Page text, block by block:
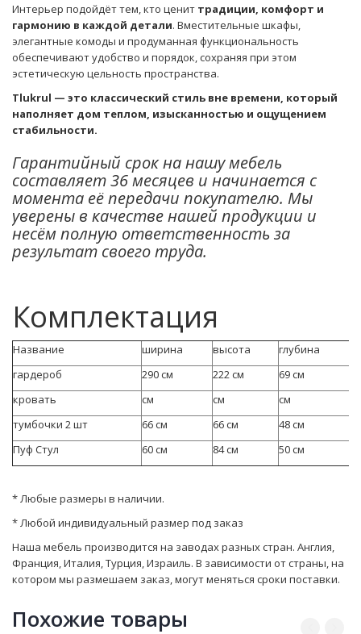
Интерьер подойдёт тем, кто ценит традиции, комфорт и
гармонию в каждой детали. Вместительные шкафы,
элегантные комоды и продуманная функциональность
обеспечивают удобство и порядок, сохраняя при этом
эстетическую цельность пространства.
Tlukrul — это классический стиль вне времени, который
наполняет дом теплом, изысканностью и ощущением
стабильности.
Гарантийный срок на нашу мебель
составляет 36 месяцев и начинается с
момента её передачи покупателю. Мы
уверены в качестве нашей продукции и
несём полную ответственность за
результат своего труда.
Комплектация
Название ширина высота
глубина
гардероб
290 см 222 см
69 см
кровать
см см
см
тумбочки 2 шт
66 см 66 см
48 см
Пуф Стул
60 см 84 см 50 см
* Любые размеры в наличии.
* Любой индивидуальный размер под заказ
Наша мебель производится на заводах разных стран. Англия,
Франция, Италия, Турция, Израиль. В зависимости от страны, на
котором мы размешаем заказ, могут мeняться сроки поставки.
Похожие товары